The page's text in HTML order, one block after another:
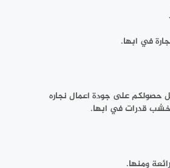
في ابها.
ابها عميلنا الفاضل خبره 10 سنوات في اعمال النجارة من أجل حصولكم على جودة اعمال نجاره
خشب قدرات في ابها.
ومنها.